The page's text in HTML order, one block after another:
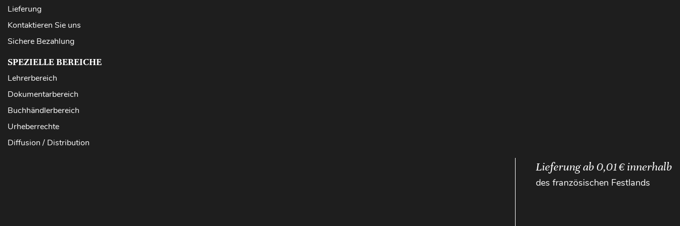
Lieferung
Kontaktieren Sie uns
Sichere Bezahlung
SPEZIELLE BEREICHE
Lehrerbereich
Dokumentarbereich
Buchhändlerbereich
Urheberrechte
Diffusion / Distribution
Lieferung ab 0,01 € innerhalb
des französischen Festlands